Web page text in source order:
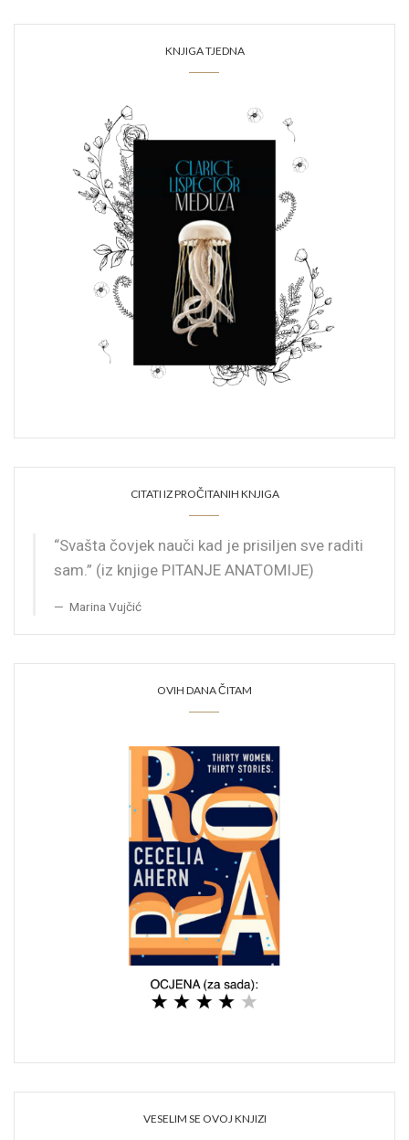
KNJIGA TJEDNA
CITATI IZ PROČITANIH KNJIGA
“Svašta čovjek nauči kad je prisiljen sve raditi
sam.” (iz knjige PITANJE ANATOMIJE)
Marina Vujčić
OVIH DANA ČITAM
VESELIM SE OVOJ KNJIZI